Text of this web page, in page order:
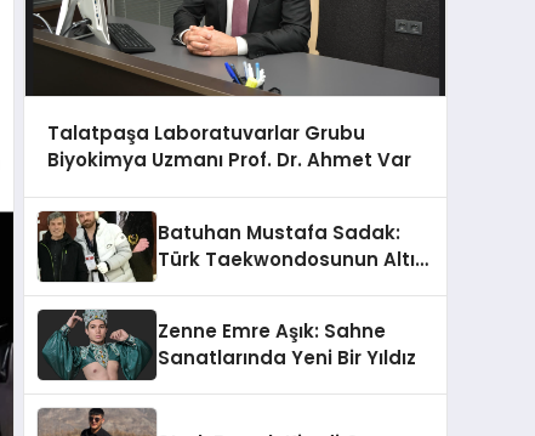
Talatpaşa Laboratuvarlar Grubu
Biyokimya Uzmanı Prof. Dr. Ahmet Var
Batuhan Mustafa Sadak:
Türk Taekwondosunun Altın
Zenne Emre Aşık: Sahne
Sanatlarında Yeni Bir Yıldız